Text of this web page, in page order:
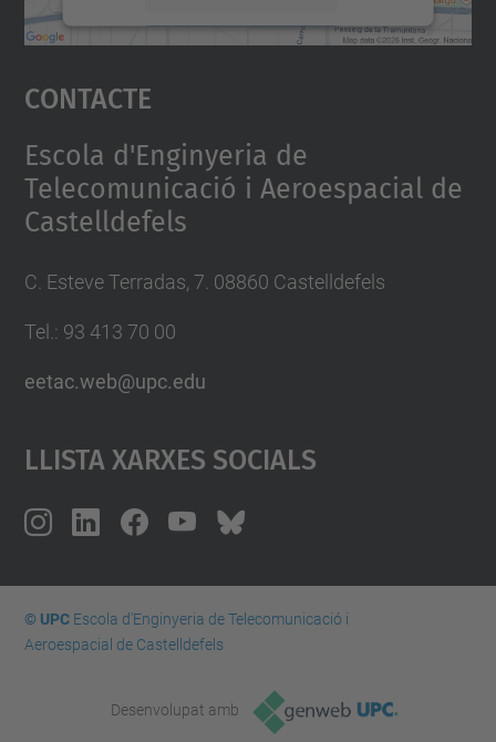
Accepta
powered by
Contacte
Escola d'Enginyeria de
Telecomunicació i Aeroespacial de
Castelldefels
C. Esteve Terradas, 7. 08860 Castelldefels
Tel.: 93 413 70 00
eetac.web@upc.edu
Llista Xarxes Socials
© UPCEscola d'Enginyeria de Telecomunicació i
Aeroespacial de Castelldefels
Desenvolupat amb